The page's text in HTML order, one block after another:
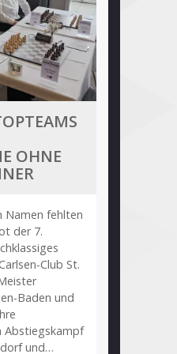
OHNE
Namen fehlten
der 7.
Club St.
Baden und
Abstiegskampf
und…